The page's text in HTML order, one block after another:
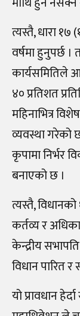
त्यस्तै, धारा १७
वर्षमा हुनुपर्छ
कार्यसमितिले
४० प्रतिशत
महिनाभित्र
व्यवस्था गरेको
कृपामा निर्भर
बनाएको छ ।
त्यस्तै,
कर्तव्य र
केन्द्रीय
विधान पारित
यो प्रावधान